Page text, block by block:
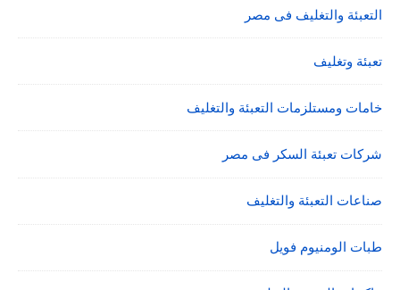
التعبئة والتغليف فى مصر
تعبئة وتغليف
خامات ومستلزمات التعبئة والتغليف
شركات تعبئة السكر فى مصر
صناعات التعبئة والتغليف
طبات الومنيوم فويل